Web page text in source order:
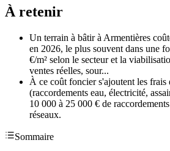
À retenir
Un terrain à bâtir à Armentières
en 2026, le plus souvent dans une
€/m² selon le secteur et la
ventes réelles, sour...
À ce coût foncier s'ajoutent les frais
(raccordements eau, électricité,
10 000 à 25 000 € de
réseaux.
Sommaire